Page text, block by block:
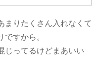
まりたくさん入れなくて
ですから。
じってるけどまあいい